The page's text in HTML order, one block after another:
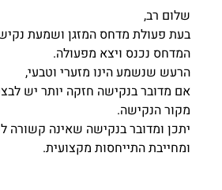
שלום רב,
בעת פעולת מדחס המזגן ושמעת
המדחס נכנס ויצא מפעולה.
הרעש שנשמע הינו מזערי וטבעי,
אם מדובר בנקישה חזקה יותר יש
מקור הנקישה.
יתכן ומדובר בנקישה שאינה קשורה
ומחייבת התייחסות מקצועית.